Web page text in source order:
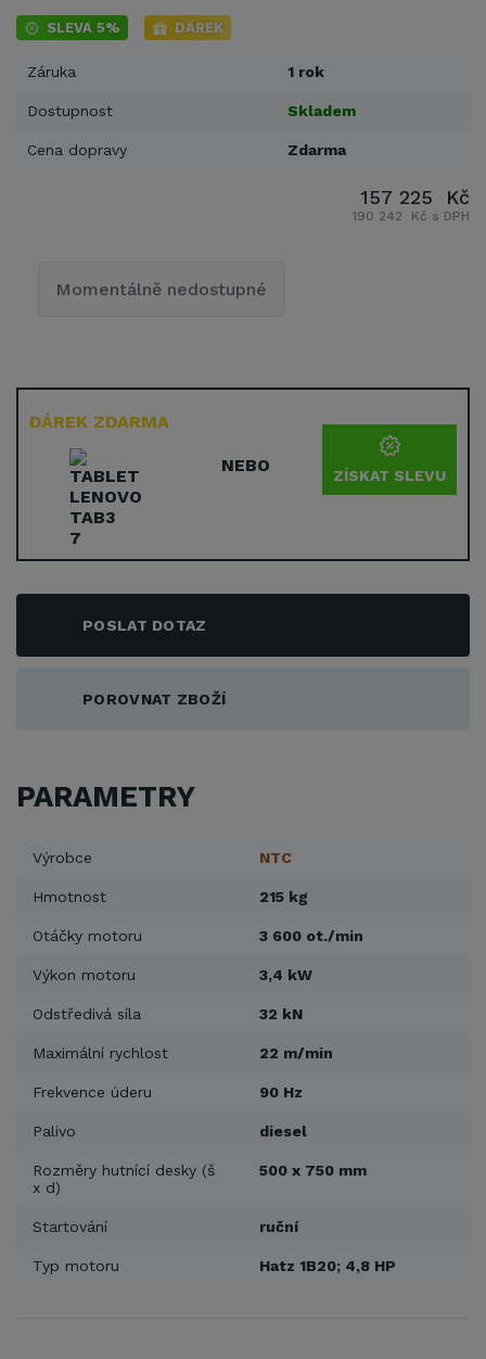
SLEVA 5% DÁREK
Záruka 1 rok
Dostupnost Skladem
Cena dopravy Zdarma
POSLAT DOTAZ
POROVNAT ZBOŽÍ
DÁREK ZDARMA
NEBO ZÍSKAT SLEVU
157 225 Kč
190 242 Kč s DPH
Momentálně nedostupné
PARAMETRY
Výrobce NTC
Hmotnost 215 kg
Otáčky motoru 3 600 ot./min
Výkon motoru 3,4 kW
Odstředivá síla 32 kN
Maximální rychlost 22 m/min
Frekvence úderu 90 Hz
Palivo diesel
Rozměry hutnící desky (š
x d)
500 x 750 mm
Startování ruční
Typ motoru Hatz 1B20; 4,8 HP